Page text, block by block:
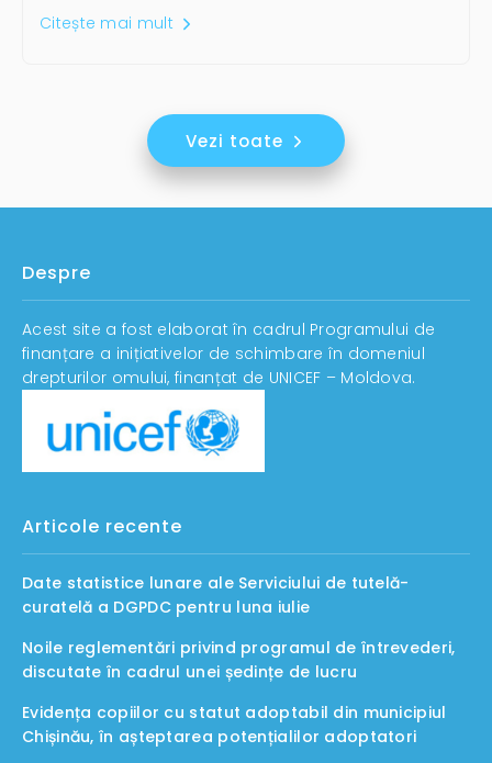
Citește mai mult
Vezi toate
Despre
Acest site a fost elaborat în cadrul Programului de
finanțare a inițiativelor de schimbare în domeniul
drepturilor omului, finanțat de UNICEF – Moldova.
Articole recente
Date statistice lunare ale Serviciului de tutelă-
curatelă a DGPDC pentru luna iulie
Noile reglementări privind programul de întrevederi,
discutate în cadrul unei ședințe de lucru
Evidența copiilor cu statut adoptabil din municipiul
Chișinău, în așteptarea potențialilor adoptatori